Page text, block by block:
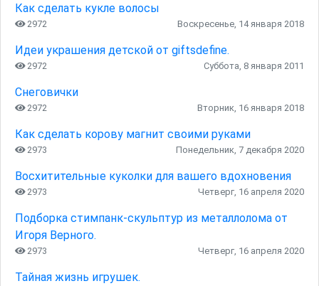
Как сделать кукле волосы
2972 Воскресенье, 14 января 2018
Идеи украшения детской от giftsdefine.
2972 Суббота, 8 января 2011
Снеговички
2972 Вторник, 16 января 2018
Как сделать корову магнит своими руками
2973 Понедельник, 7 декабря 2020
Восхитительные куколки для вашего вдохновения
2973 Четверг, 16 апреля 2020
Подборка стимпанк-скульптур из металлолома от
Игоря Верного.
2973 Четверг, 16 апреля 2020
Тайная жизнь игрушек.